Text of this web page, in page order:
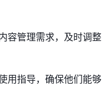
容管理需求，及时调整
用指导，确保他们能够